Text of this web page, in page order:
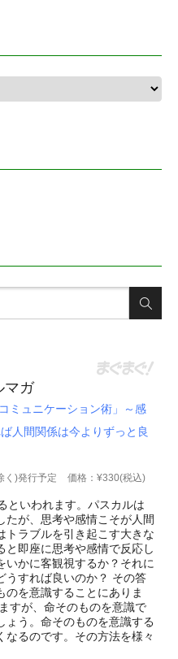
マガ
ミュニケーション術」～感
人間関係は今よりずっと良
く)発行予定 価格：¥330(税込)
といわれます。パスカルは
たが、思考や感情こそが人間
トラブルを引き起こす大きな
と即座に思考や感情で反応し
いかに客観視するか？それに
うすれば良いのか？ その答
のを意識することにありま
すが、命そのものを意識で
ょう。命そのものを意識する
なるのです。その方法を様々